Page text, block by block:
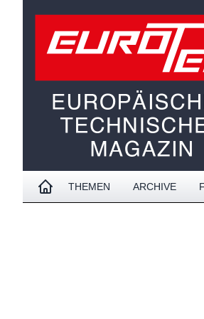
THEMEN ARCHIVE